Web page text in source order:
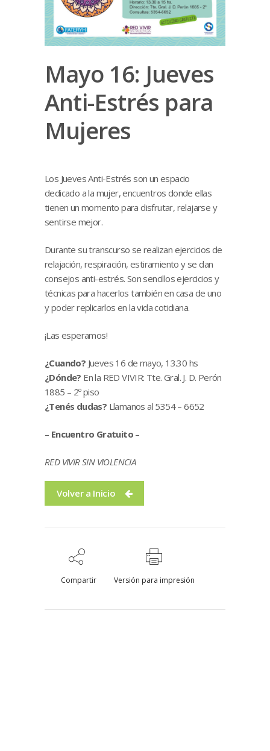
Mayo 16: Jueves
Anti-Estrés para
Mujeres
Los Jueves Anti-Estrés son un espacio
dedicado a la mujer, encuentros donde ellas
tienen un momento para disfrutar, relajarse y
sentirse mejor.
Durante su transcurso se realizan ejercicios de
relajación, respiración, estiramiento y se dan
consejos anti-estrés. Son sencillos ejercicios y
técnicas para hacerlos también en casa de uno
y poder replicarlos en la vida cotidiana.
¡Las esperamos!
¿Cuando? Jueves 16 de mayo, 13.30 hs
¿Dónde? En la RED VIVIR: Tte. Gral. J. D. Perón
1885 – 2º piso
¿Tenés dudas? Llamanos al 5354 – 6652
– Encuentro Gratuito –
RED VIVIR SIN VIOLENCIA
Volver a Inicio
Compartir Versión para impresión